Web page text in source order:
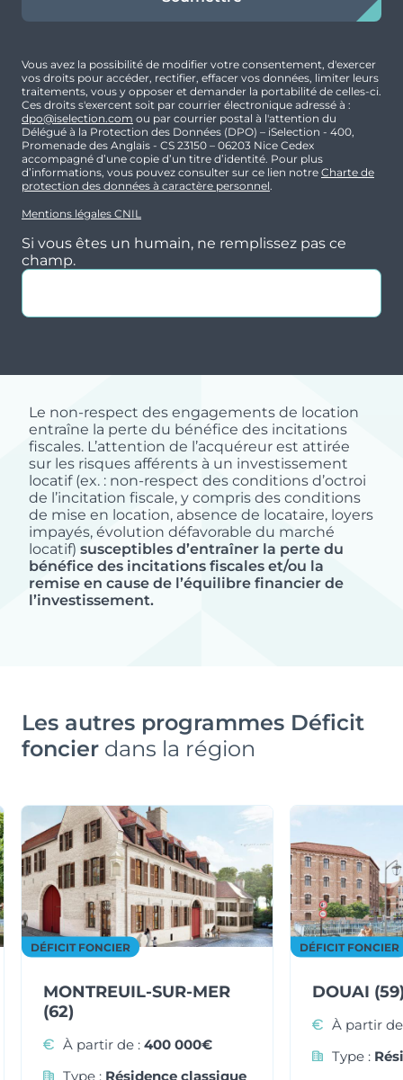
particulier du XVII èsiècle, classé Monument
Historique
Architecture authentique, façade en briques
et chaux, éléments conservés (poutres,
parquets, cheminées…)
Des appartementsdu studio au T3, dans une
résidence intimiste
Prestations haut de gamme (parquets
contrecollés, menuiseries bois, cuisine
Le + du programme
Rareté patrimonialeau cœur d’un centre-ville
vivant et en plein essor
60.53 m²
Prix
445 000 €
Orientation
Sud
Vous avez la possibilité de modifier votre consentement, d'exercer
vos droits pour accéder, rectifier, effacer vos données, limiter leurs
traitements, vous y opposer et demander la portabilité de celles-ci.
Ces droits s'exercent soit par courrier électronique adressé à :
dpo@iselection.com ou par courrier postal à l'attention du
Délégué à la Protection des Données (DPO) – iSelection - 400,
Promenade des Anglais - CS 23150 – 06203 Nice Cedex
accompagné d’une copie d’un titre d’identité. Pour plus
d’informations, vous pouvez consulter sur ce lien notre Charte de
protection des données à caractère personnel
Mentions légales CNIL
Si vous êtes un humain, ne remplissez pas ce
champ.
Le non-respect des engagements de location
entraîne la perte du bénéfice des incitations
fiscales. L’attention de l’acquéreur est attirée
sur les risques afférents à un investissement
locatif (ex. : non-respect des conditions d’octroi
de l’incitation fiscale, y compris des conditions
de mise en location, absence de locataire, loyers
impayés, évolution défavorable du marché
locatif) susceptibles d’entraîner la perte du
bénéfice des incitations fiscales et/ou la
remise en cause de l’équilibre financier de
l’investissement.
Les autres programmes Déficit
foncier dans la région
DÉFICIT FONCIER
MONTREUIL-SUR-MER
(62)
À partir de : 400 000€
Type : Résidence classique
DÉFICIT FONCIER
DOUAI
À partir
Type :